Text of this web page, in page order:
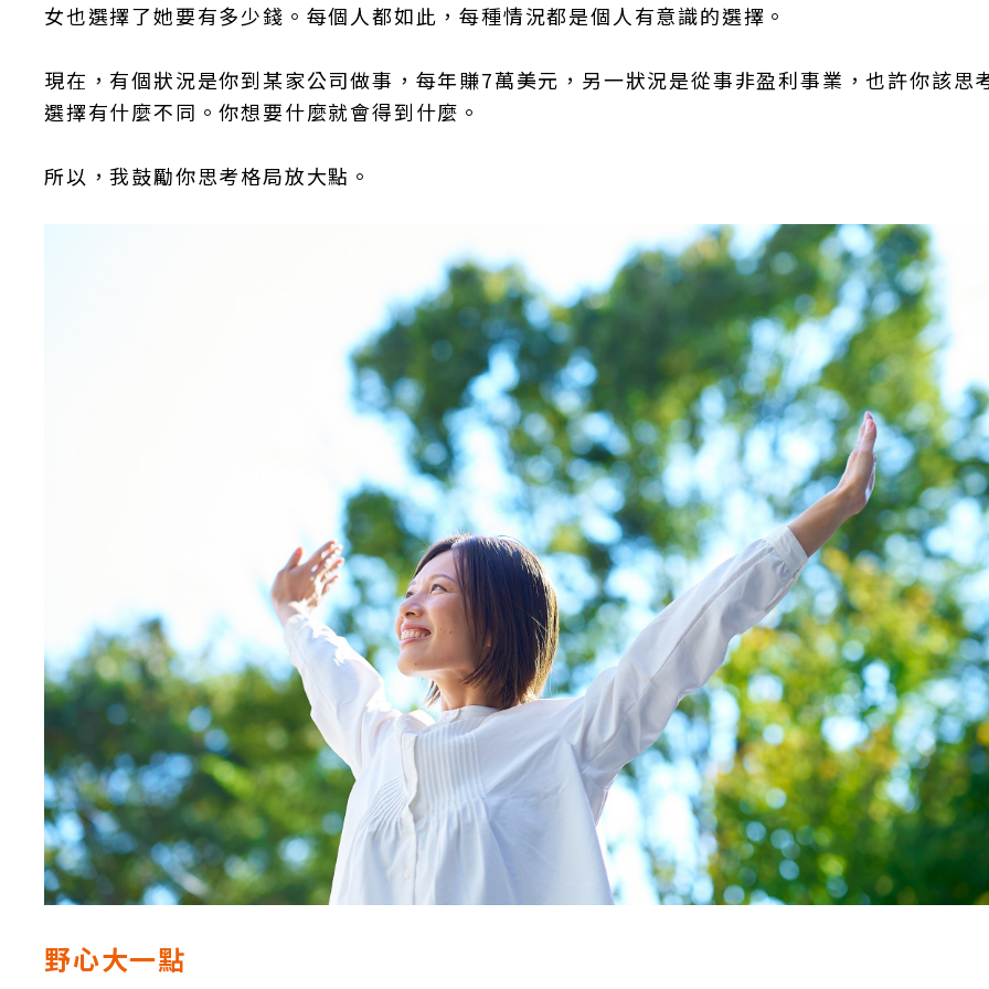
女也選擇了她要有多少錢。每個人都如此，每種情況都是個人有意識的選擇。
現在，有個狀況是你到某家公司做事，每年賺7萬美元，另一狀況是從事非盈利事業，也許你該思
選擇有什麼不同。你想要什麼就會得到什麼。
所以，我鼓勵你思考格局放大點。
野心大一點